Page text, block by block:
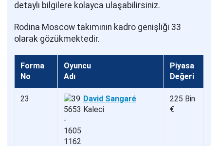
detaylı bilgilere kolayca ulaşabilirsiniz.
Rodina Moscow takımının kadro genişliği 33
olarak gözükmektedir.
Forma
No
Oyuncu
Adı
Piyasa
Değeri
23
David Sangaré
Kaleci
225 Bin
€